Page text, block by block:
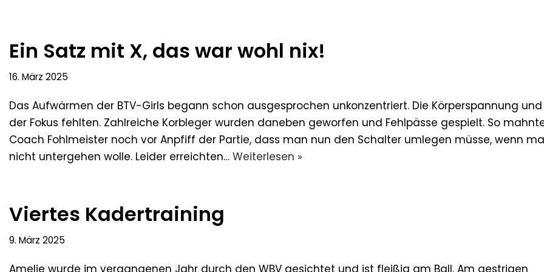
Ein Satz mit X, das war wohl nix!
16. März 2025
Das Aufwärmen der BTV-Girls begann schon ausgesprochen unkonzentriert. Die Körperspannung und
der Fokus fehlten. Zahlreiche Korbleger wurden daneben geworfen und Fehlpässe gespielt. So
Coach Fohlmeister noch vor Anpfiff der Partie, dass man nun den Schalter umlegen müsse, wenn
nicht untergehen wolle. Leider erreichten… Weiterlesen »
Viertes Kadertraining
9. März 2025
Amelie wurde im vergangenen Jahr durch den WBV gesichtet und ist fleißig am Ball. Am gestrigen